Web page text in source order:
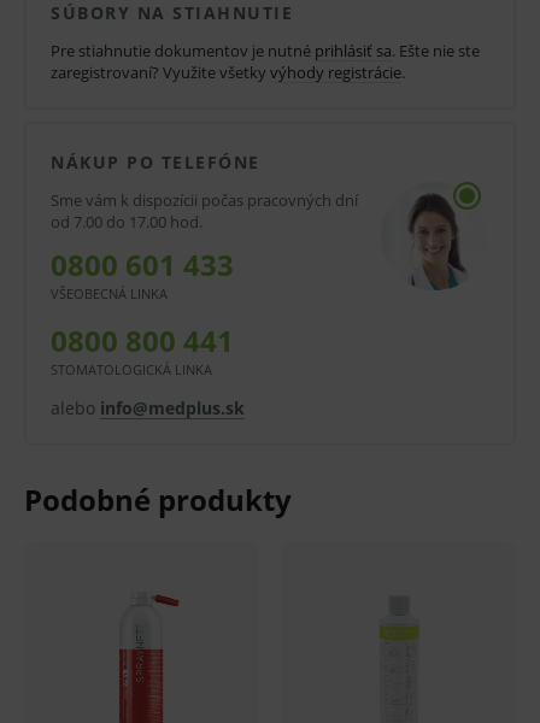
Klinická účinnosť zdravotníckej pomôcky a
diagnostickej zdravotníckej pomôcky in vitro nemusí
byť zaručená, lepšia alebo rovnocenná s účinnosťou
diagnostickej zdravotníckej pomôcky in vitro a jeho
použitie môže byť spojené s rizikami.
V prípade porušenia zapečateného obalu tohto
tovaru nie je z dôvodu ochrany zdravia alebo
zmluvy v lehote 14 dní.
SÚBORY NA STIAHNUTIE
Pre stiahnutie dokumentov je nutné prihlásiť sa. Ešte nie ste
zaregistrovaní? Využite všetky výhody registrácie.
NÁKUP PO TELEFÓNE
Sme vám k dispozícii počas pracovných dní
od 7.00 do 17.00 hod.
0800 601 433
VŠEOBECNÁ LINKA
0800 800 441
STOMATOLOGICKÁ LINKA
alebo info@medplus.sk